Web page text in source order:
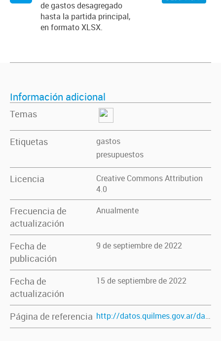
de gastos desagregado
hasta la partida principal,
en formato XLSX.
Información adicional
Temas
Etiquetas
gastos
presupuestos
Licencia
Creative Commons Attribution
4.0
Frecuencia de
actualización
Anualmente
Fecha de
publicación
9 de septiembre de 2022
Fecha de
actualización
15 de septiembre de 2022
Página de referencia http://datos.quilmes.gov.ar/dataset/estado-de-ejecucion-del-presupuesto-de-gastos-ejercicio-2022